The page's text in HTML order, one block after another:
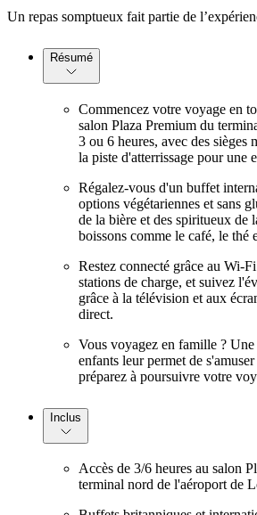
Un repas somptueux fait partie de
Résumé
Commencez votre voyage en
salon Plaza Premium du
3 ou 6 heures, avec des sièges
la piste d'atterrissage pour une
Régalez-vous d'un buffet
options végétariennes et sans
de la bière et des spiritueux de
boissons comme le café, le thé
Restez connecté grâce au Wi-
stations de charge, et suivez
grâce à la télévision et aux
direct.
Vous voyagez en famille ?
enfants leur permet de
préparez à poursuivre votre
Inclus
Accès de 3/6 heures au salon
terminal nord de l'aéroport de